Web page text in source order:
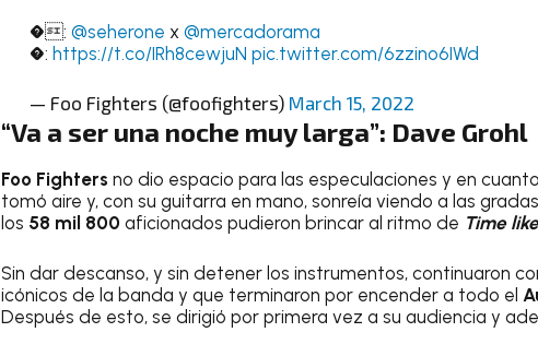
�: @seherone x @mercadorama
�: https://t.co/IRh8cewjuN pic.twitter.com/6zzino6IWd
— Foo Fighters (@foofighters) March 15, 2022
“Va a ser una noche muy larga”: Dave Grohl
Foo Fighters no dio espacio para las especulaciones y en
tomó aire y, con su guitarra en mano, sonreía viendo a las
los 58 mil 800 aficionados pudieron brincar al ritmo de Time
Sin dar descanso, y sin detener los instrumentos, continuaron
icónicos de la banda y que terminaron por encender a todo el
Después de esto, se dirigió por primera vez a su audiencia y